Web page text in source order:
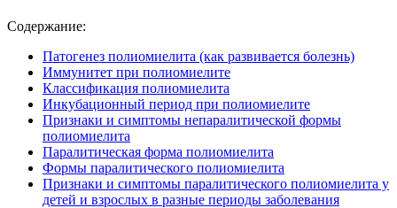
Содержание:
Патогенез полиомиелита (как развивается болезнь)
Иммунитет при полиомиелите
Классификация полиомиелита
Инкубационный период при полиомиелите
Признаки и симптомы непаралитической формы
полиомиелита
Паралитическая форма полиомиелита
Формы паралитического полиомиелита
Признаки и симптомы паралитического полиомиелита у
детей и взрослых в разные периоды заболевания